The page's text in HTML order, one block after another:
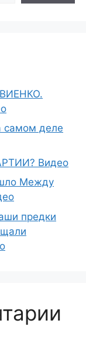
самом деле
Видео
Между
предки